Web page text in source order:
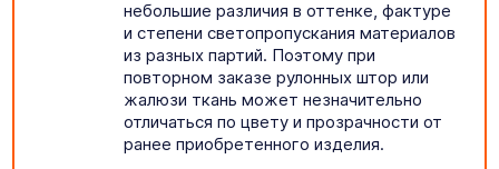
небольшие различия в оттенке, фактуре
и степени светопропускания материалов
из разных партий. Поэтому при
повторном заказе рулонных штор или
жалюзи ткань может незначительно
отличаться по цвету и прозрачности от
ранее приобретенного изделия.